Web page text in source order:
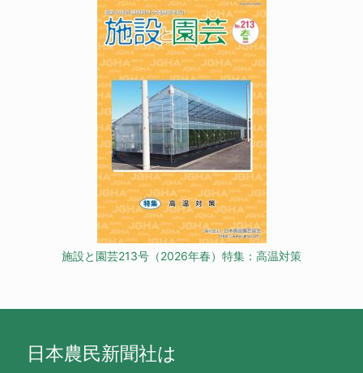
施設と園芸213号（2026年春）特集：高温対策
日本農民新聞社は